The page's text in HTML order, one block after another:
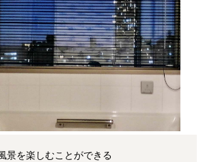
景を楽しむことができる